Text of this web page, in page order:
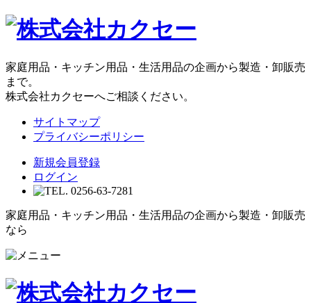
家庭用品・キッチン用品・生活用品の企画から製造・卸販売
まで。
株式会社カクセーへご相談ください。
サイトマップ
プライバシーポリシー
新規会員登録
ログイン
家庭用品・キッチン用品・生活用品の企画から製造・卸販売
なら